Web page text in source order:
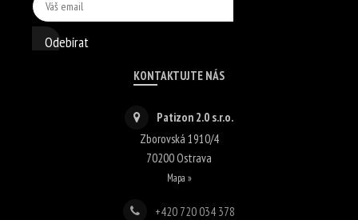
Odebírat
KONTAKTUJTE NÁS
Patizon 2.0 s.r.o.
Zborovská 1910/4
70200Ostrava
Mapa »
+420 720 034 378